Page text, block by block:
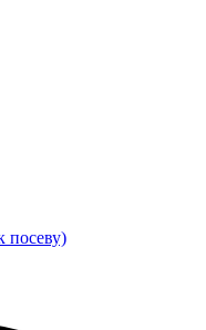
посеву)